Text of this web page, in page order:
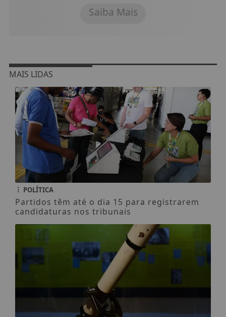
Saiba Mais
MAIS LIDAS
POLÍTICA
Partidos têm até o dia 15 para registrarem
candidaturas nos tribunais